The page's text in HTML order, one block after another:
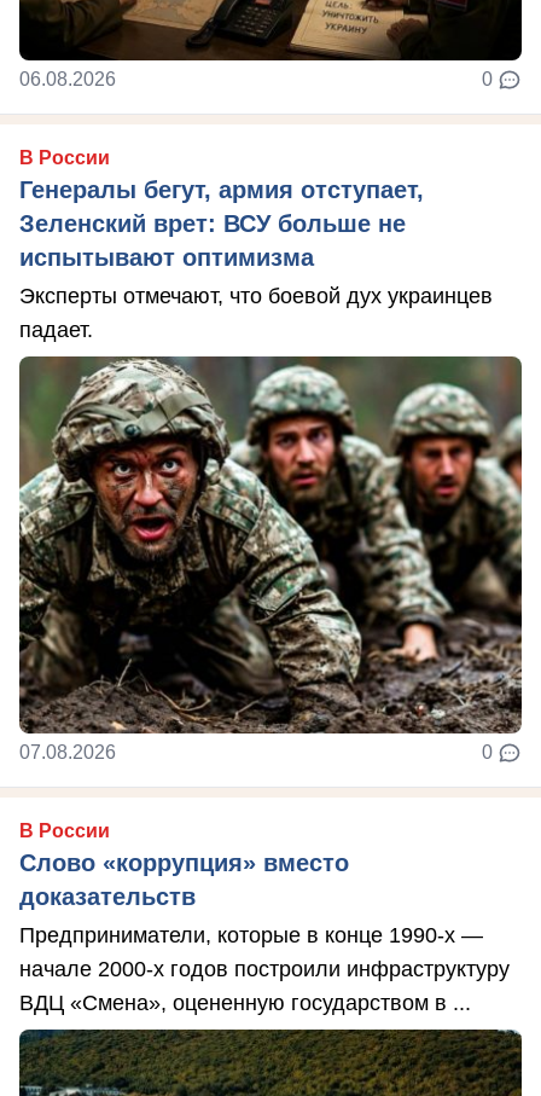
06.08.2026 0
В России
Генералы бегут, армия отступает,
Зеленский врет: ВСУ больше не
испытывают оптимизма
Эксперты отмечают, что боевой дух украинцев
падает.
07.08.2026 0
В России
Слово «коррупция» вместо
доказательств
Предприниматели, которые в конце 1990-х —
начале 2000-х годов построили инфраструктуру
ВДЦ «Смена», оцененную государством в ...